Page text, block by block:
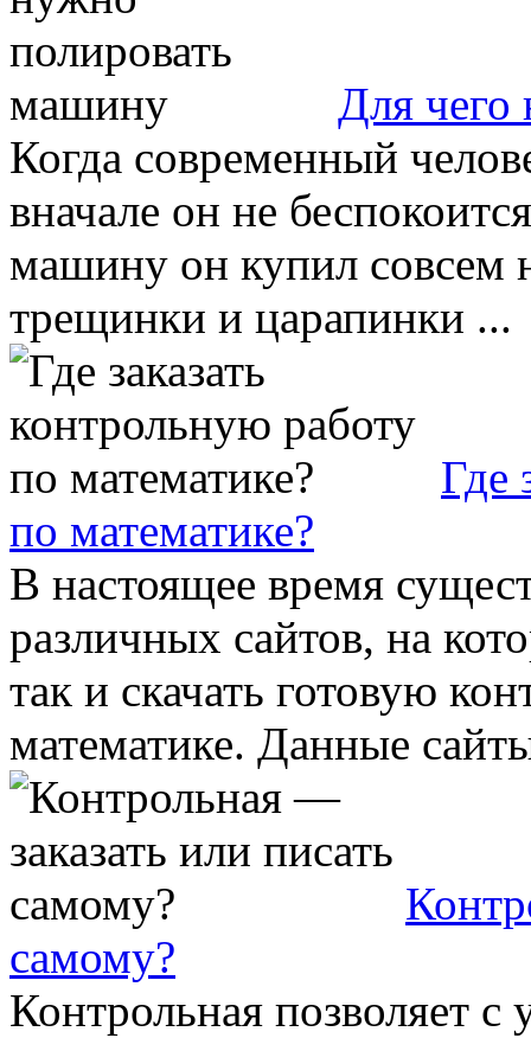
Для чего
Когда современный
вначале он не
машину он купил совсем
трещинки и царапинки ...
Где
по математике?
В настоящее время
различных сайтов, на
так и скачать готовую
математике. Данные
самому?
Контрольная позволяет с